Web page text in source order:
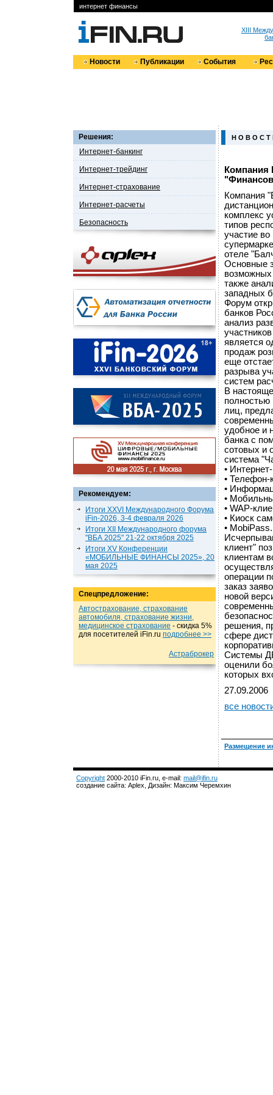
интернет финансы
XIII
Новости Публикации События
Решения:
Интернет-банкинг
Интернет-трейдинг
Интернет-страхование
Интернет-расчеты
Безопасность
Рекомендуем:
Итоги XXVI Международного Форума
iFin-2026, 3-4 февраля 2026
Итоги XII Международного форума
"ВБА 2025" 21-22 октября 2025
Итоги XV Конференции
«МОБИЛЬНЫЕ ФИНАНСЫ 2025», 20
мая 2025
Спецпредложение:
Автострахование, страхование
автомобиля, страхование жизни,
медицинское страхование - cкидка 5%
для посетителей iFin.ru подробнеe >>
Астраброкер
Н О В О С Т
Компания
Компания
комплекс
типов
участие
отеле
Основные
возможных
также
западных
Форум
банков
анализ
является
продаж
еще
разрыва
систем
В
полностью
лиц,
удобное и
банка с
сотовых и
система
•
• Телефон-
•
•
• WAP-
• Киоск
• MobiPass.
клиент"
клиентам
операции
заказ
новой
решения,
сфере
Системы
оценили
которых
27.09.2006
все
Размещение
Copyright 2000-2010 iFin.ru, e-mail: mail@ifin.ru
создание сайта: Aplex, Дизайн: Максим Черемхин